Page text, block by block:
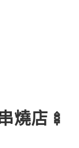
燒店🍢